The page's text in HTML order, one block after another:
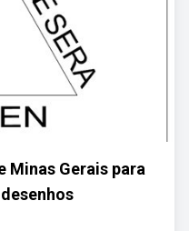
Minas Gerais para